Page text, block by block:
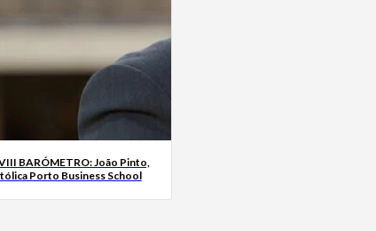
BARÓMETRO: João Pinto,
Porto Business School